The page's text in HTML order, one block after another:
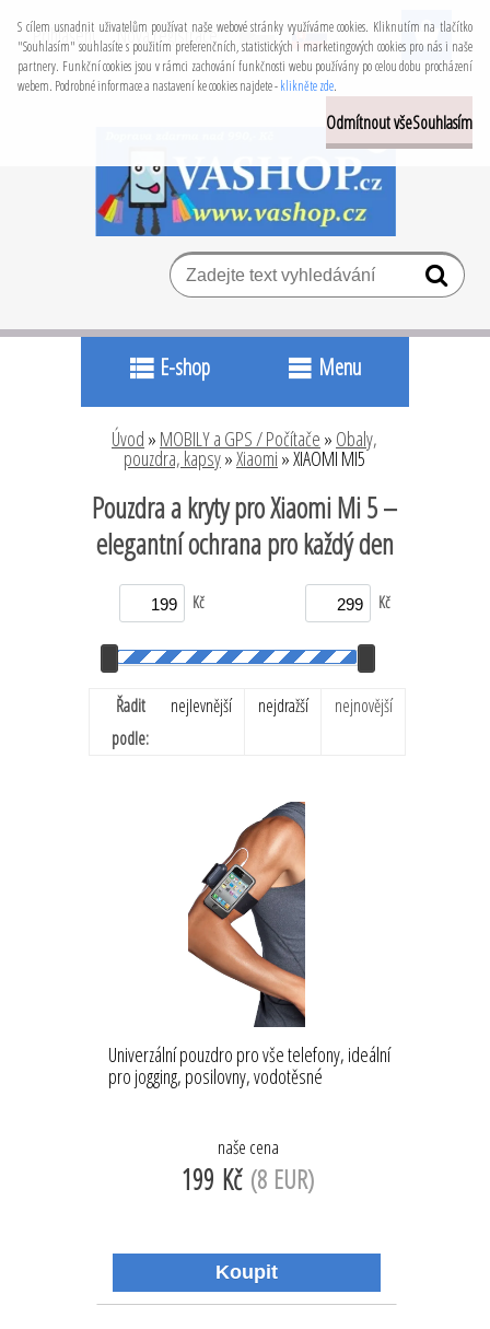
S cílem usnadnit uživatelům používat naše webové stránky využíváme cookies. Kliknutím na tlačítko
"Souhlasím" souhlasíte s použitím preferenčních, statistických i marketingových cookies pro nás i naše
partnery. Funkční cookies jsou v rámci zachování funkčnosti webu používány po celou dobu procházení
webem. Podrobné informace a nastavení ke cookies najdete -klikněte zde.
Odmítnout všeSouhlasím
Přihlášení Nová registrace
E-shop Menu
Úvod » MOBILY a GPS / Počítače » Obaly,
pouzdra, kapsy»Xiaomi »XIAOMI MI5
Pouzdra a kryty pro Xiaomi Mi 5 –
elegantní ochrana pro každý den
Kč Kč
Řadit
podle:
nejlevnější nejdražší nejnovější
Univerzální pouzdro pro vše telefony, ideální
pro jogging, posilovny, vodotěsné
naše cena
199 Kč (8 EUR)